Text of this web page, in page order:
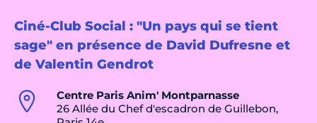
Ciné-Club Social : "Un pays qui se tient
sage" en présence de David Dufresne et
de Valentin Gendrot
Centre Paris Anim' Montparnasse
26 Allée du Chef d'escadron de Guillebon,